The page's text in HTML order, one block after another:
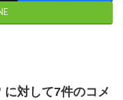
に対して7件のコメ